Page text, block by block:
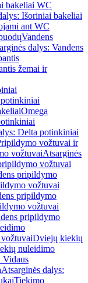
bakeliai WC
Išoriniai bakeliai
ant WC
Vandens
dalys: Vandens
žemai ir
Omega
Delta potinkiniai
vožtuvai ir
vožtuvaiAtsarginės
vožtuvai
pripildymo
vožtuvai
pripildymo
vožtuvai
pripildymo
Dviejų kiekių
nuleidimo
Vidaus
Atsarginės dalys:
Tiekimo